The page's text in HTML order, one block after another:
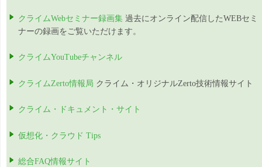
クライムWebセミナー録画集 過去にオンライン配信したWEBセミ
ナーの録画をご覧いただけます。
クライムYouTubeチャンネル
クライムZerto情報局 クライム・オリジナルZerto技術情報サイト
クライム・ドキュメント・サイト
仮想化・クラウド Tips
総合FAQ情報サイト